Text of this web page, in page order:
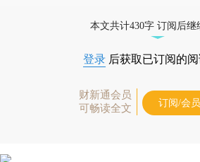
本文共计430字 订阅后继
登录 后获取已订阅的
财新通会员
可畅读全文
订阅/会